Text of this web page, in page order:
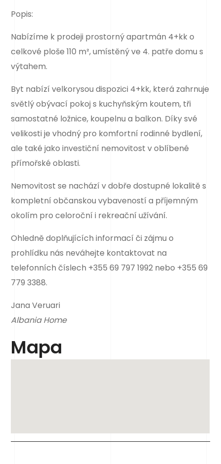
Popis:
Nabízíme k prodeji prostorný apartmán 4+kk o
celkové ploše 110 m², umístěný ve 4. patře domu s
výtahem.
Byt nabízí velkorysou dispozici 4+kk, která zahrnuje
světlý obývací pokoj s kuchyňským koutem, tři
samostatné ložnice, koupelnu a balkon. Díky své
velikosti je vhodný pro komfortní rodinné bydlení,
ale také jako investiční nemovitost v oblíbené
přímořské oblasti.
Nemovitost se nachází v dobře dostupné lokalitě s
kompletní občanskou vybaveností a příjemným
okolím pro celoroční i rekreační užívání.
Ohledně doplňujících informací či zájmu o
prohlídku nás neváhejte kontaktovat na
telefonních číslech +355 69 797 1992 nebo +355 69
779 3388.
Jana Veruari
Albania Home
Mapa